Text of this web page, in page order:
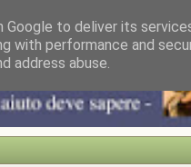
to deliver its
with performance and
address abuse.